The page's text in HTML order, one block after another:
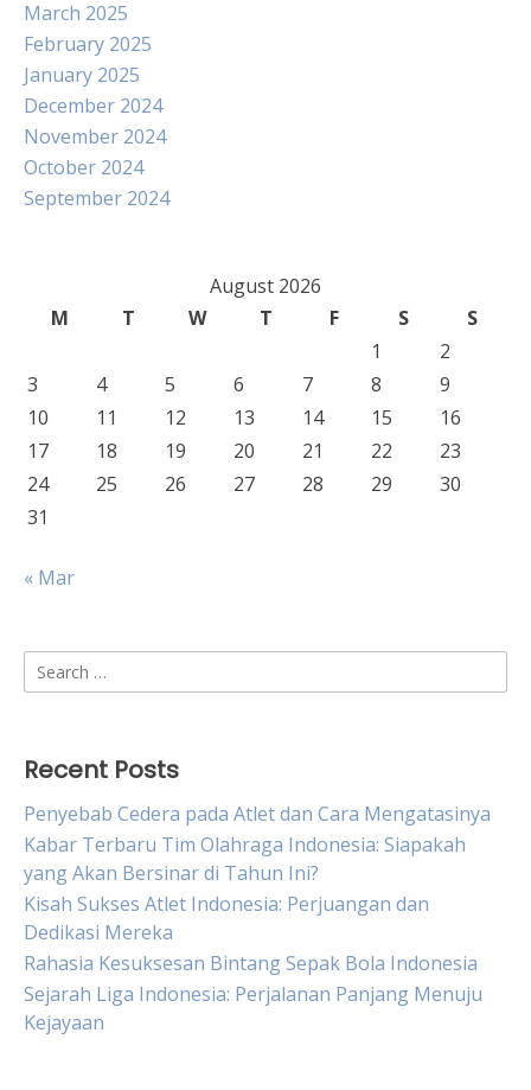
March 2025
February 2025
January 2025
December 2024
November 2024
October 2024
September 2024
August 2026
M
T W T F S
S
1
2
3
4 5 6 7 8
9
10
11 12 13 14 15
16
17
18 19 20 21 22
23
24
25 26 27 28 29
30
31
« Mar
Search
for:
Recent Posts
Penyebab Cedera pada Atlet dan Cara Mengatasinya
Kabar Terbaru Tim Olahraga Indonesia: Siapakah
yang Akan Bersinar di Tahun Ini?
Kisah Sukses Atlet Indonesia: Perjuangan dan
Dedikasi Mereka
Rahasia Kesuksesan Bintang Sepak Bola Indonesia
Sejarah Liga Indonesia: Perjalanan Panjang Menuju
Kejayaan